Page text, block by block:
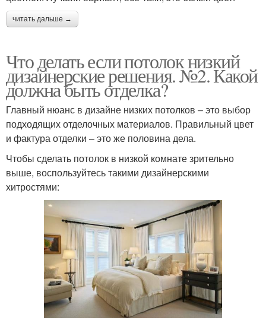
читать дальше →
Что делать если потолок низкий
дизайнерские решения. №2. Какой
должна быть отделка?
Главный нюанс в дизайне низких потолков – это выбор
подходящих отделочных материалов. Правильный цвет
и фактура отделки – это же половина дела.
Чтобы сделать потолок в низкой комнате зрительно
выше, воспользуйтесь такими дизайнерскими
хитростями: